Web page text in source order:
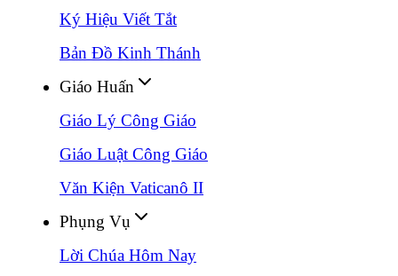
Ký Hiệu Viết Tắt
Bản Đồ Kinh Thánh
Giáo Huấn
Giáo Lý Công Giáo
Giáo Luật Công Giáo
Văn Kiện Vaticanô II
Phụng Vụ
Lời Chúa Hôm Nay